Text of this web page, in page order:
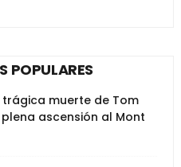
POPULARES
muerte de Tom
plena ascensión al Mont